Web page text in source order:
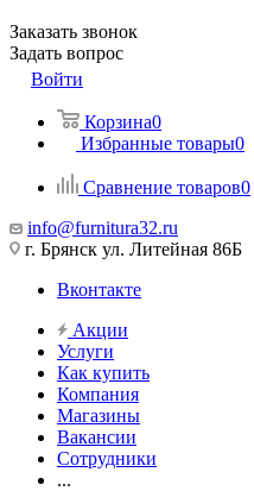
Заказать звонок
Задать вопрос
Войти
Корзина0
Избранные товары0
Сравнение товаров0
info@furnitura32.ru
г. Брянск ул. Литейная 86Б
Вконтакте
Акции
Услуги
Как купить
Компания
Магазины
Вакансии
Сотрудники
...